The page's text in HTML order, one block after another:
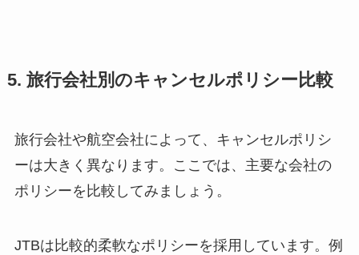
5. 旅行会社別のキャンセルポリシー比較
旅行会社や航空会社によって、キャンセルポリシ
ーは大きく異なります。ここでは、主要な会社の
ポリシーを比較してみましょう。
JTBは比較的柔軟なポリシーを採用しています。例